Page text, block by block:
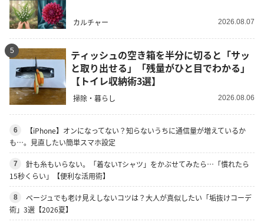
カルチャー 2026.08.07
5
ティッシュの空き箱を半分に切ると「サッ
と取り出せる」「残量がひと目でわかる」
【トイレ収納術3選】
掃除・暮らし 2026.08.06
6
【iPhone】オンになってない？知らないうちに通信量が増えているか
も…。見直したい簡単スマホ設定
7
針も糸もいらない。「着ないTシャツ」をかぶせてみたら…「慣れたら
15秒くらい」【便利な活用術】
8
ベージュでも老け見えしないコツは？大人が真似したい「垢抜けコーデ
術」3選【2026夏】